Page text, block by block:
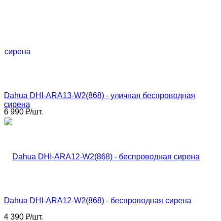
Dahua DHI-ARA13-W2(868) - уличная беспроводная
сирена
6 990 ₽/шт.
Dahua DHI-ARA12-W2(868) - беспроводная сирена
4 390 ₽/шт.